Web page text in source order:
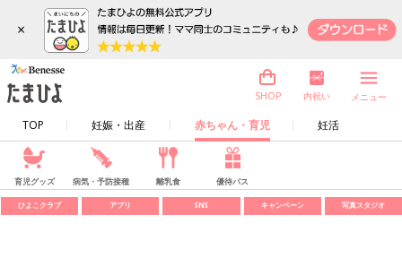
×
TOP 妊娠・出産 赤ちゃん・育児 妊活
SHOP 内祝い メニュー
育児グッズ 病気・予防接種 離乳食 優待パス
ひよこクラブ アプリ SNS キャンペーン 写真スタジオ